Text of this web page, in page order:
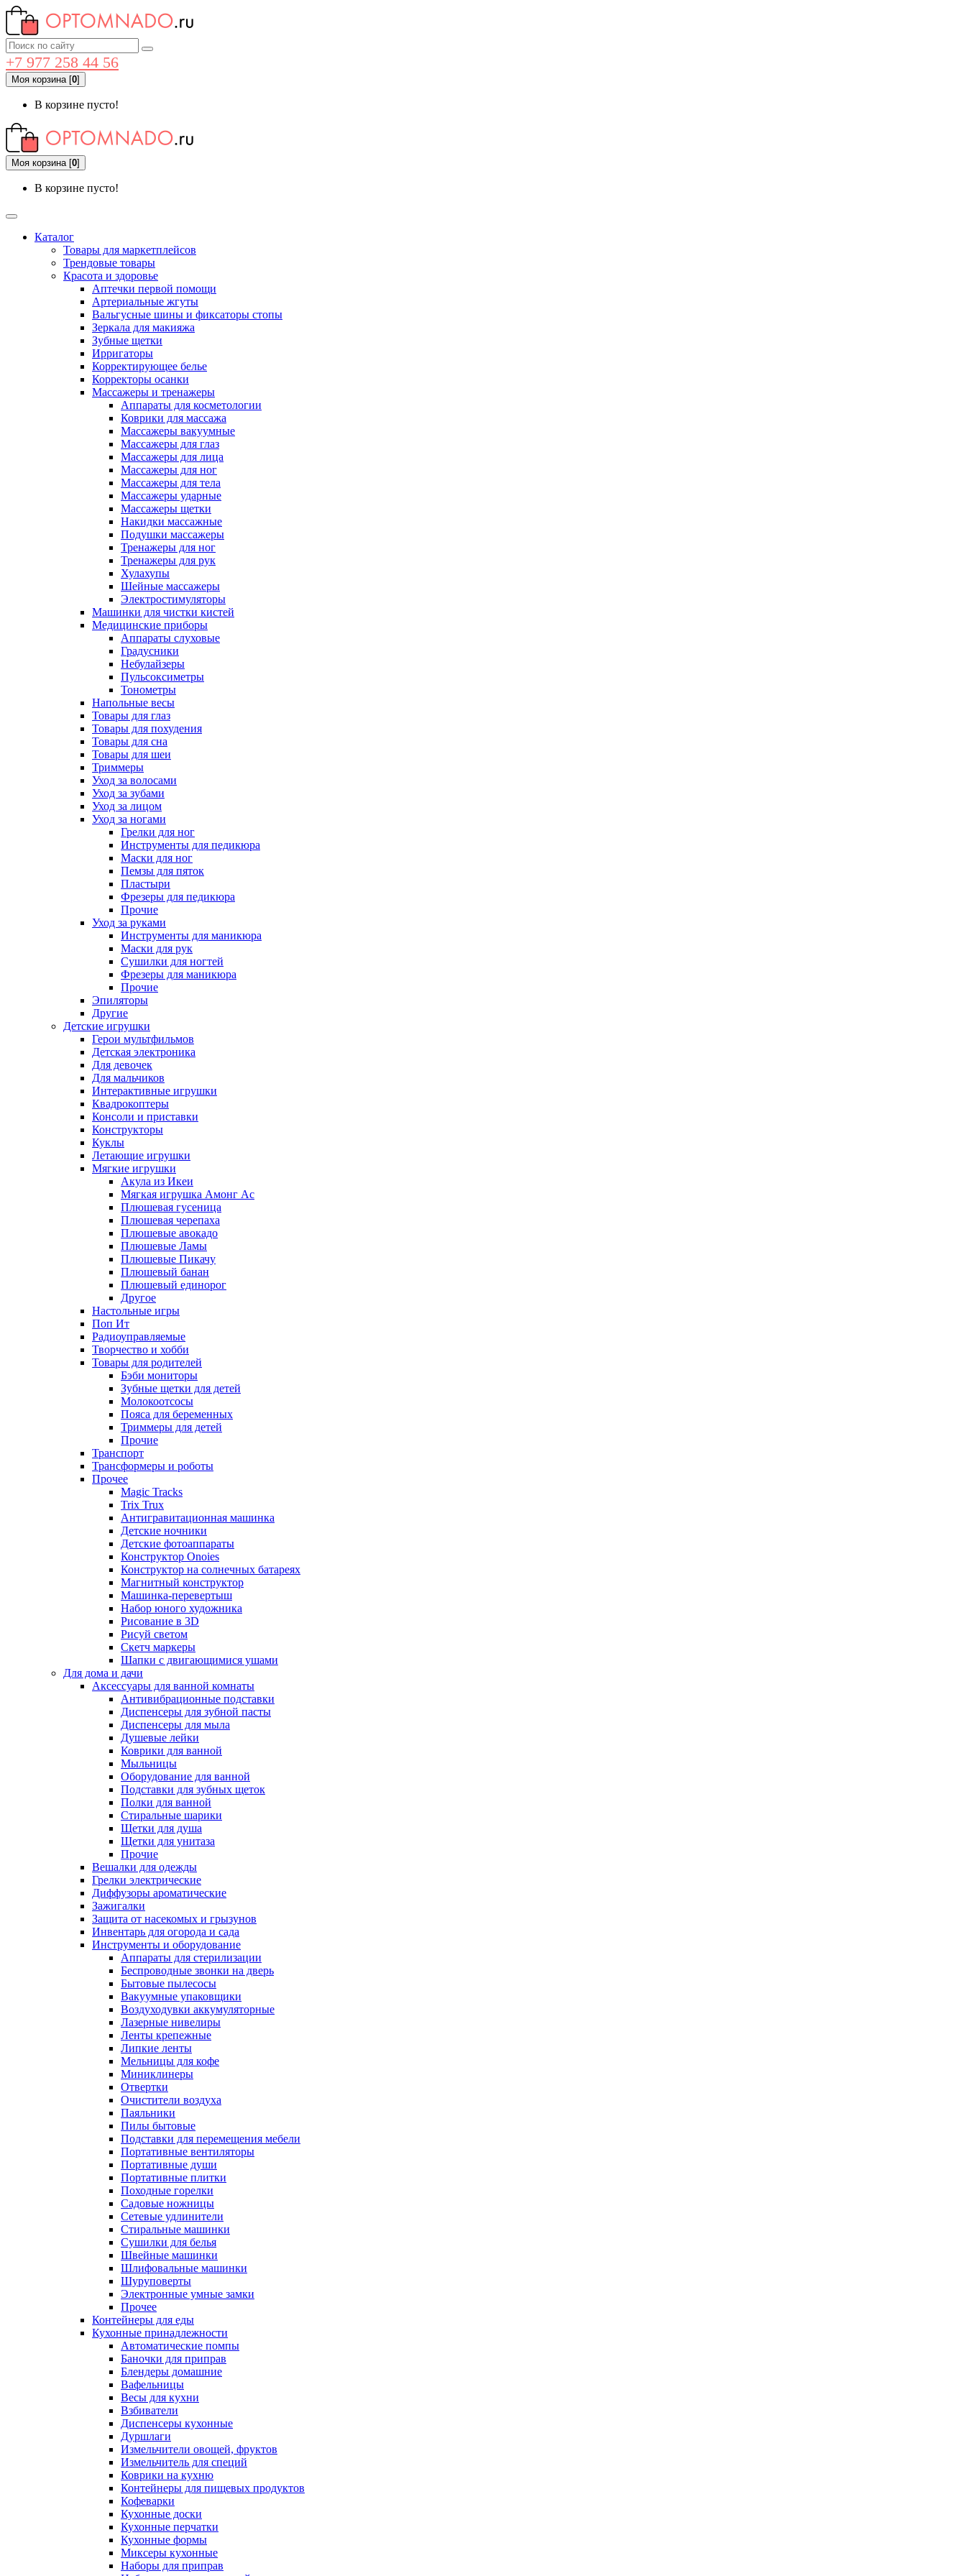
+7 977 258 44 56
Моя корзина[0]
В корзине пусто!
Моя корзина[0]
В корзине пусто!
Каталог
Товары для маркетплейсов
Трендовые товары
Красота и здоровье
Аптечки первой помощи
Артериальные жгуты
Вальгусные шины и фиксаторы стопы
Зеркала для макияжа
Зубные щетки
Ирригаторы
Корректирующее белье
Корректоры осанки
Массажеры и тренажеры
Аппараты для косметологии
Коврики для массажа
Массажеры вакуумные
Массажеры для глаз
Массажеры для лица
Массажеры для ног
Массажеры для тела
Массажеры ударные
Массажеры щетки
Накидки массажные
Подушки массажеры
Тренажеры для ног
Тренажеры для рук
Хулахупы
Шейные массажеры
Электростимуляторы
Машинки для чистки кистей
Медицинские приборы
Аппараты слуховые
Градусники
Небулайзеры
Пульсоксиметры
Тонометры
Напольные весы
Товары для глаз
Товары для похудения
Товары для сна
Товары для шеи
Триммеры
Уход за волосами
Уход за зубами
Уход за лицом
Уход за ногами
Грелки для ног
Инструменты для педикюра
Маски для ног
Пемзы для пяток
Пластыри
Фрезеры для педикюра
Прочие
Уход за руками
Инструменты для маникюра
Маски для рук
Сушилки для ногтей
Фрезеры для маникюра
Прочие
Эпиляторы
Другие
Детские игрушки
Герои мультфильмов
Детская электроника
Для девочек
Для мальчиков
Интерактивные игрушки
Квадрокоптеры
Консоли и приставки
Конструкторы
Куклы
Летающие игрушки
Мягкие игрушки
Акула из Икеи
Мягкая игрушка Амонг Ас
Плюшевая гусеница
Плюшевая черепаха
Плюшевые авокадо
Плюшевые Ламы
Плюшевые Пикачу
Плюшевый банан
Плюшевый единорог
Другое
Настольные игры
Поп Ит
Радиоуправляемые
Творчество и хобби
Товары для родителей
Бэби мониторы
Зубные щетки для детей
Молокоотсосы
Пояса для беременных
Триммеры для детей
Прочие
Транспорт
Трансформеры и роботы
Прочее
Magic Tracks
Trix Trux
Антигравитационная машинка
Детские ночники
Детские фотоаппараты
Конструктор Onoies
Конструктор на солнечных батареях
Магнитный конструктор
Машинка-перевертыш
Набор юного художника
Рисование в 3D
Рисуй светом
Скетч маркеры
Шапки с двигающимися ушами
Для дома и дачи
Аксессуары для ванной комнаты
Антивибрационные подставки
Диспенсеры для зубной пасты
Диспенсеры для мыла
Душевые лейки
Коврики для ванной
Мыльницы
Оборудование для ванной
Подставки для зубных щеток
Полки для ванной
Стиральные шарики
Щетки для душа
Щетки для унитаза
Прочие
Вешалки для одежды
Грелки электрические
Диффузоры ароматические
Зажигалки
Защита от насекомых и грызунов
Инвентарь для огорода и сада
Инструменты и оборудование
Аппараты для стерилизации
Беспроводные звонки на дверь
Бытовые пылесосы
Вакуумные упаковщики
Воздуходувки аккумуляторные
Лазерные нивелиры
Ленты крепежные
Липкие ленты
Мельницы для кофе
Миниклинеры
Отвертки
Очистители воздуха
Паяльники
Пилы бытовые
Подставки для перемещения мебели
Портативные вентиляторы
Портативные души
Портативные плитки
Походные горелки
Садовые ножницы
Сетевые удлинители
Стиральные машинки
Сушилки для белья
Швейные машинки
Шлифовальные машинки
Шуруповерты
Электронные умные замки
Прочее
Контейнеры для еды
Кухонные принадлежности
Автоматические помпы
Баночки для приправ
Блендеры домашние
Вафельницы
Весы для кухни
Взбиватели
Диспенсеры кухонные
Дуршлаги
Измельчители овощей, фруктов
Измельчитель для специй
Коврики на кухню
Контейнеры для пищевых продуктов
Кофеварки
Кухонные доски
Кухонные перчатки
Кухонные формы
Миксеры кухонные
Наборы для приправ